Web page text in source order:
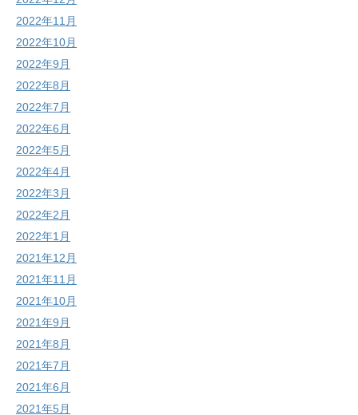
2022年11月
2022年10月
2022年9月
2022年8月
2022年7月
2022年6月
2022年5月
2022年4月
2022年3月
2022年2月
2022年1月
2021年12月
2021年11月
2021年10月
2021年9月
2021年8月
2021年7月
2021年6月
2021年5月